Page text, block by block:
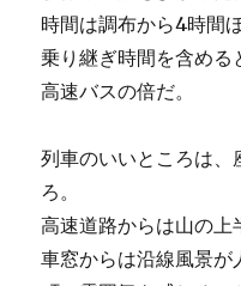
時間は調布から4時間ほ
乗り継ぎ時間を含める
高速バスの倍だ。
列車のいいところは、
ろ。
高速道路からは山の
車窓からは沿線風景が